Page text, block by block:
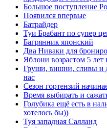
Большое поступление
Появился впервые
Батрайдер
Туи Брабант по супер
Багрянник японский
Два Ниваки для
Яблони возрастом 5
Груши, вишни, сливы и
нас
Сезон гортензий
Время выбирать и
Голубика ещё есть в
хотелось бы))
Туя западная Салланд